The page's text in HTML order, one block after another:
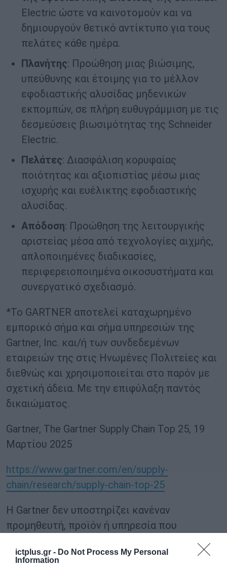
ictplus.gr - Do Not Process My Personal
Information
Electric ώστε να καινοτομούν και να
δημιουργούν θετικό αντίκτυπο για τους
πελάτες κάθε ημέρα.
Πλανήτης: Προώθηση μιας βιώσιμης,
υπεύθυνης και έτοιμης για το μέλλον
εφοδιαστικής αλυσίδας μηδενικών
εκπομπών, σε πλήρη ευθυγράμμιση με τις
δεσμεύσεις βιωσιμότητας της Schneider
Electric.
Πελάτες: Διασφάλιση κορυφαίας
ποιότητας και αξιοπιστίας μέσω μιας
ισχυρής και ευέλικτης εφοδιαστικής
αλυσίδας.
Απόδοση: Προώθηση της λειτουργικής
αριστείας μέσα από τεχνολογίες αιχμής,
απλοποιημένες διαδικασίες,
περιφερειοποιημένα οικοσυστήματα και
συνεργατικό σχεδιασμό.
*Το GARTNER αποτελεί καταχωρημένο
εμπορικό σήμα και σήμα υπηρεσιών της
Gartner, Inc. και/ή των συνδεδεμένων
εταιρειών της στις Ηνωμένες Πολιτείες και
διεθνώς και χρησιμοποιείται στο παρόν με
σχετική άδεια. Με την επιφύλαξη παντός
δικαιώματος.
Gartner, The Gartner Supply Chain Top 25, 19
Μαρτίου 2025
https://www.gartner.com/en/supply-
chain/research/supply-chain-top-25
Η Gartner δεν υποστηρίζει κανέναν
προμηθευτή, προϊόν ή υπηρεσία που
δημοσιεύσεις και δεν προτρέπει τους